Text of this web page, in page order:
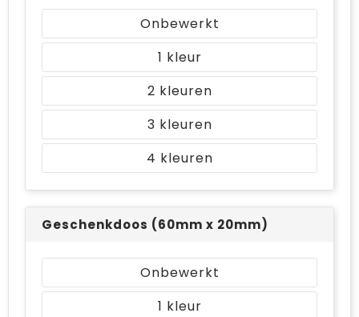
Onbewerkt
1
2
3
4
Geschenkdoos (60mm x 20mm)
Onbewerkt
1